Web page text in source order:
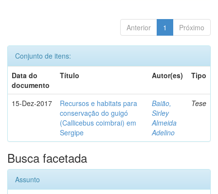
Anterior 1 Próximo
Conjunto de itens:
Data do
documento
Título Autor(es) Tipo
15-Dez-2017
Recursos e habitats para
conservação do guigó
(Callicebus coimbrai) em
Sergipe
Baião,
Sirley
Almeida
Adelino
Tese
Busca facetada
Assunto